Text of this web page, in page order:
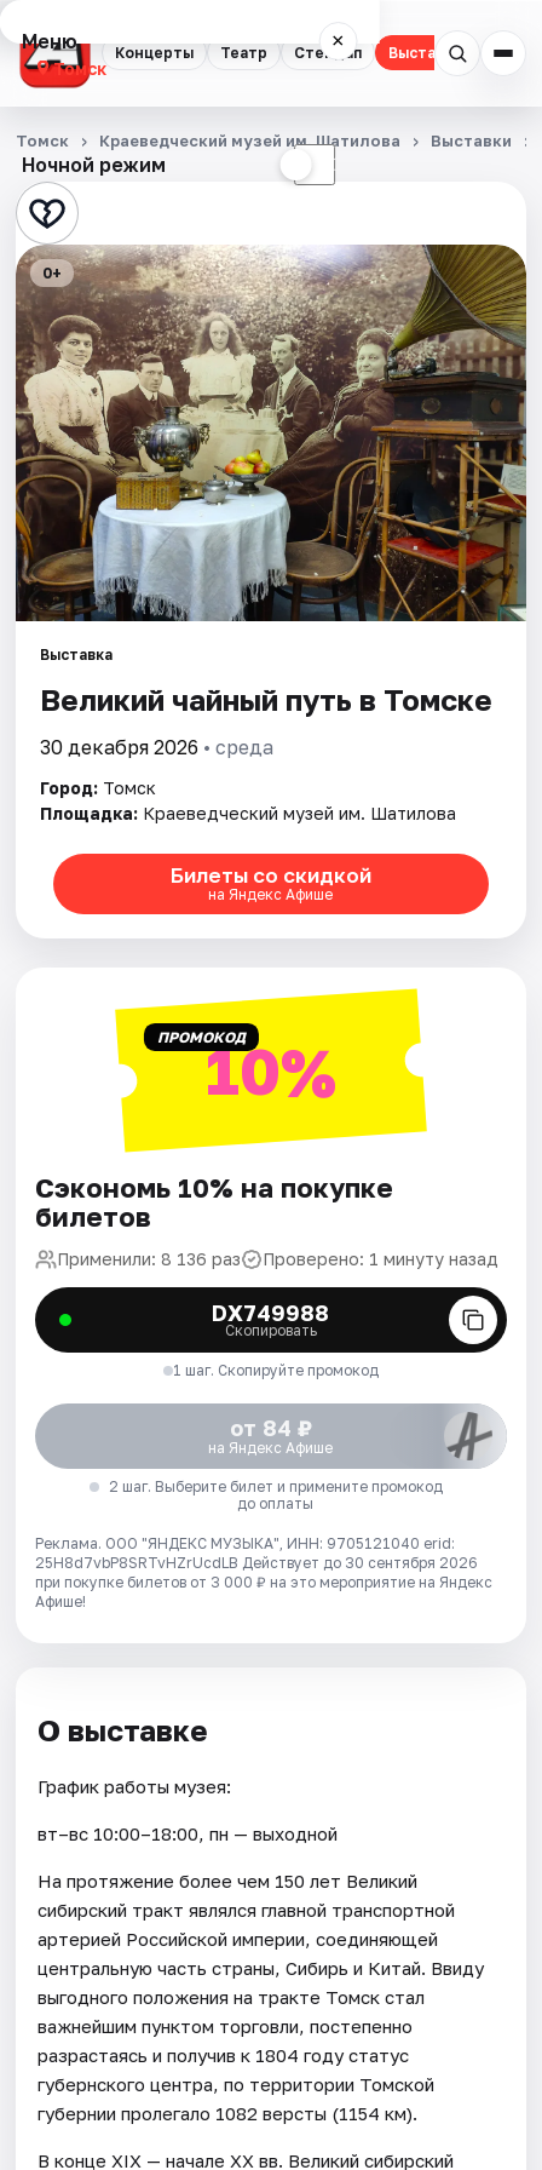
Концерты Театр Стендап Выставки
Меню ×
Томск
Концерты
Театр
Стендап
Выставки
Квесты
Экскурсии
События
Города
Площадки
Артисты
Рейтинги
Ночной режим ☾
Томск Краеведческий музей им. Шатилова Выставки
0+
Выставка
Великий чайный путь в Томске
30 декабря 2026 • среда
Город: Томск
Площадка: Краеведческий музей им. Шатилова
Билеты со скидкой
на Яндекс Афише
ПРОМОКОД10%
Сэкономь 10% на покупке
билетов
Применили: 8 136 раз Проверено: 1 минуту назад
DX749988
Скопировать
1 шаг. Скопируйте промокод
от 84 ₽
на Яндекс Афише
2 шаг. Выберите билет и примените промокод
до оплаты
Реклама. ООО "ЯНДЕКС МУЗЫКА", ИНН: 9705121040 erid:
25H8d7vbP8SRTvHZrUcdLB Действует до 30 сентября 2026
при покупке билетов от 3 000 ₽ на это мероприятие на Яндекс
Афише!
О выставке
График работы музея:
вт–вс 10:00–18:00, пн — выходной
На протяжение более чем 150 лет Великий
сибирский тракт являлся главной транспортной
артерией Российской империи, соединяющей
центральную часть страны, Сибирь и Китай. Ввиду
выгодного положения на тракте Томск стал
важнейшим пунктом торговли, постепенно
разрастаясь и получив к 1804 году статус
губернского центра, по территории Томской
губернии пролегало 1082 версты (1154 км).
В конце XIX — начале XX вв. Великий сибирский